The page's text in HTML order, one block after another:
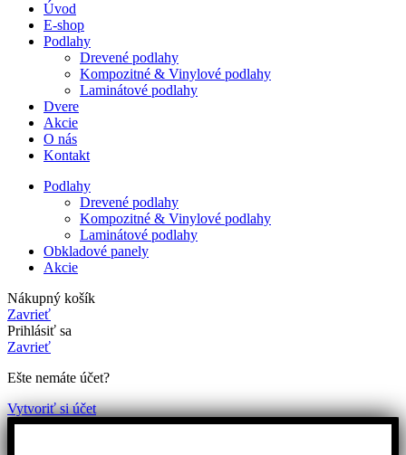
Úvod
E-shop
Podlahy
Drevené podlahy
Kompozitné & Vinylové podlahy
Laminátové podlahy
Dvere
Akcie
O nás
Kontakt
Podlahy
Drevené podlahy
Kompozitné & Vinylové podlahy
Laminátové podlahy
Obkladové panely
Akcie
Nákupný košík
Zavrieť
Prihlásiť sa
Zavrieť
Ešte nemáte účet?
Vytvoriť si účet